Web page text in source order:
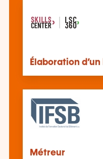
Élaboration
Métreur